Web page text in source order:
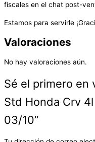
fiscales en el chat post-
Estamos para servirle
Valoraciones
No hay valoraciones aún.
Sé el primero en
Std Honda Crv
03/10”